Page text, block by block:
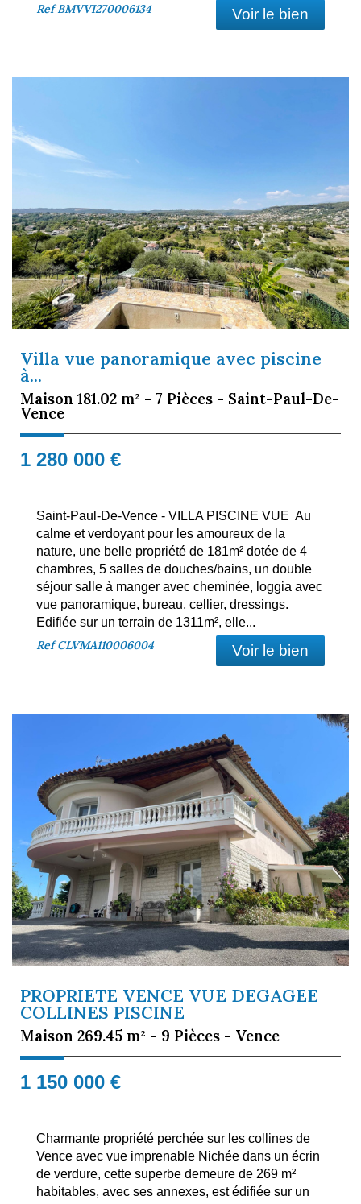
RefBMVVI270006134 Voir le bien
Villa vue panoramique avec piscine
à...
Maison 181.02 m² - 7 Pièces - Saint-Paul-De-
Vence
1 280 000 €
Saint-Paul-De-Vence - VILLA PISCINE VUE Au
calme et verdoyant pour les amoureux de la
nature, une belle propriété de 181m² dotée de 4
chambres, 5 salles de douches/bains, un double
séjour salle à manger avec cheminée, loggia avec
vue panoramique, bureau, cellier, dressings.
Edifiée sur un terrain de 1311m², elle...
RefCLVMA110006004 Voir le bien
PROPRIETE VENCE VUE DEGAGEE
COLLINES PISCINE
Maison 269.45 m² - 9 Pièces - Vence
1 150 000 €
Charmante propriété perchée sur les collines de
Vence avec vue imprenable Nichée dans un écrin
de verdure, cette superbe demeure de 269 m²
habitables, avec ses annexes, est édifiée sur un